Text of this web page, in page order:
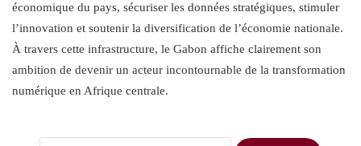
économique du pays, sécuriser les données stratégiques, stimuler
l’innovation et soutenir la diversification de l’économie nationale.
À travers cette infrastructure, le Gabon affiche clairement son
ambition de devenir un acteur incontournable de la transformation
numérique en Afrique centrale.